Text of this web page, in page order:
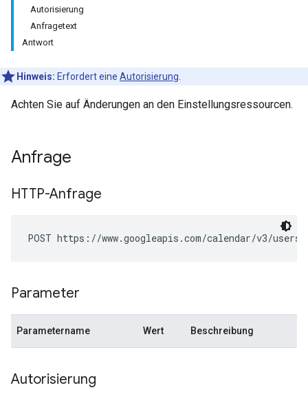
Autorisierung
Anfragetext
Antwort
Hinweis: Erfordert eine Autorisierung
Achten Sie auf Änderungen an den Einstellungsressourcen.
Anfrage
HTTP-Anfrage
POST https://www.googleapis.com/calendar/v3/
Parameter
Parametername Wert Beschreibung
Autorisierung